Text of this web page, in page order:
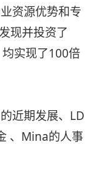
资源优势和专
现并投资了
实现了100倍
近期发展、LD
、Mina的人事